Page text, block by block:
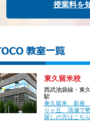
授業料を
東久留米校
西武池袋線・東
駅
東久留米、新座
りヶ丘、清瀬で
探しの方はこち